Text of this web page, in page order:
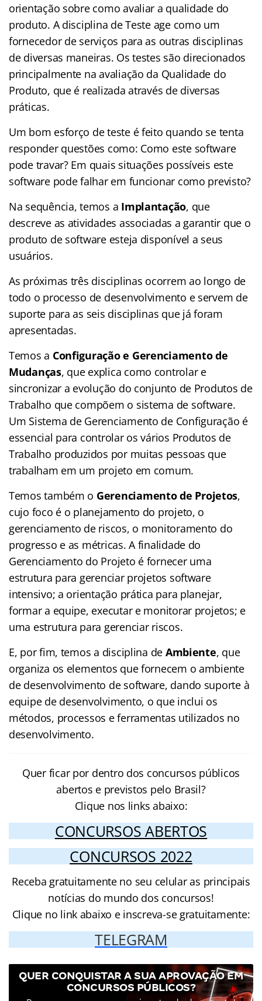
orientação sobre como avaliar a qualidade do
produto. A disciplina de Teste age como um
fornecedor de serviços para as outras disciplinas
de diversas maneiras. Os testes são direcionados
principalmente na avaliação da Qualidade do
Produto, que é realizada através de diversas
práticas.
Um bom esforço de teste é feito quando se tenta
responder questões como: Como este software
pode travar? Em quais situações possíveis este
software pode falhar em funcionar como previsto?
Na sequência, temos a Implantação, que
descreve as atividades associadas a garantir que o
produto de software esteja disponível a seus
usuários.
As próximas três disciplinas ocorrem ao longo de
todo o processo de desenvolvimento e servem de
suporte para as seis disciplinas que já foram
apresentadas.
Temos a Configuração e Gerenciamento de
Mudanças, que explica como controlar e
sincronizar a evolução do conjunto de Produtos de
Trabalho que compõem o sistema de software.
Um Sistema de Gerenciamento de Configuração é
essencial para controlar os vários Produtos de
Trabalho produzidos por muitas pessoas que
trabalham em um projeto em comum.
Temos também o Gerenciamento de Projetos,
cujo foco é o planejamento do projeto, o
gerenciamento de riscos, o monitoramento do
progresso e as métricas. A finalidade do
Gerenciamento do Projeto é fornecer uma
estrutura para gerenciar projetos software
intensivo; a orientação prática para planejar,
formar a equipe, executar e monitorar projetos; e
uma estrutura para gerenciar riscos.
E, por fim, temos a disciplina de Ambiente, que
organiza os elementos que fornecem o ambiente
de desenvolvimento de software, dando suporte à
equipe de desenvolvimento, o que inclui os
métodos, processos e ferramentas utilizados no
desenvolvimento.
Quer ficar por dentro dos concursos públicos
abertos e previstos pelo Brasil?
Clique nos links abaixo:
CONCURSOS ABERTOS
CONCURSOS 2022
Receba gratuitamente no seu celular as principais
notícias do mundo dos concursos!
Clique no link abaixo e inscreva-se gratuitamente:
TELEGRAM
QUER CONQUISTAR A SUA APROVAÇÃO EM
CONCURSOS PÚBLICOS?